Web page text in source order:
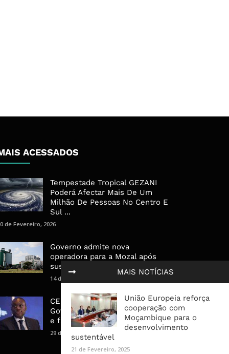
MAIS NOTÍCIAS
União Europeia reforça
cooperação com
Moçambique para o
desenvolvimento
sustentável
21 de Fevereiro, 2025
ACESSADOS
Tempestade Tropical GEZANI
Poderá Afectar Mais De Um
Milhão De Pessoas No Centro E
Sul ...
de Fevereiro, 2026
Governo admite nova
operadora para a Mozal após
suspensão das operações
14 de Março, 2026
CEO do Standard Bank pede ao
Governo que “saia do caminho”
e facilite os negócios
29 de Janeiro, 2025